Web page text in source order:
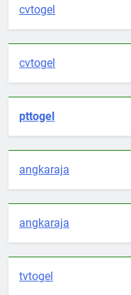
cvtogel
cvtogel
pttogel
angkaraja
angkaraja
tvtogel